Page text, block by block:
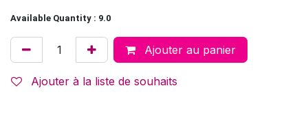
Available Quantity : 9.0
Ajouter au panier
Ajouter à la liste de souhaits